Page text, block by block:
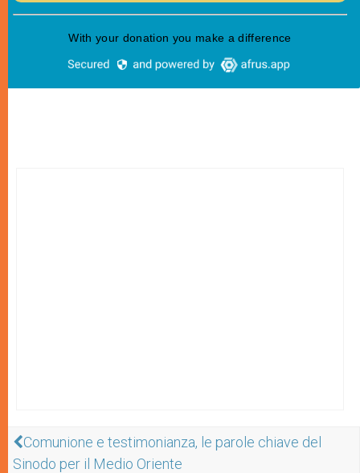
Comunione e testimonianza, le parole chiave del
Sinodo per il Medio Oriente